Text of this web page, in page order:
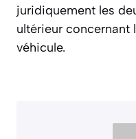
juridiquement les
ultérieur concernant
véhicule.